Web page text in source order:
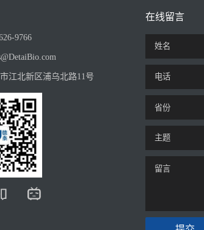
9766
江北新区浦乌北路11号
在线留言